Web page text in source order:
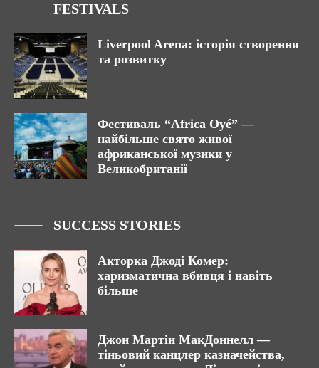
FESTIVALS
Liverpool Arena: історія створення
та розвитку
Фестиваль “Africa Oyé” —
найбільше свято живої
африканської музики у
Великобританії
SUCCESS STORIES
Акторка Джоді Комер:
харизматична вбивця і навіть
більше
Джон Мартін МакДоннелл —
тіньовий канцлер казначейства,